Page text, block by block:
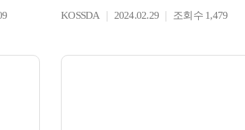
KOSSDA 2024.02.29 조회수 1,479